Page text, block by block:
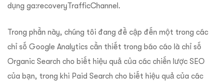
dụng ga:recoveryTrafficChannel.
Trong phần này, chúng tôi đang đề cập đến một trong các
chỉ số Google Analytics cần thiết trong báo cáo là chỉ số
Organic Search cho biết hiệu quả của các chiến lược SEO
của bạn, trong khi Paid Search cho biết hiệu quả của các